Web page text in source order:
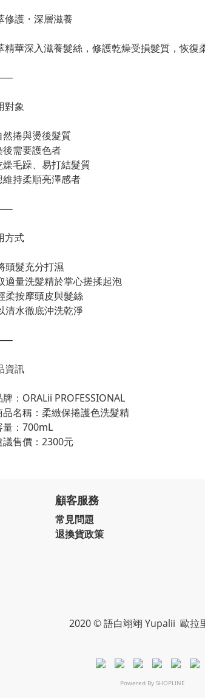
修護・深層滋養
精華深入滋養髮絲，修護乾燥受損髮質，恢復
對象
捲與燙後髮質
需要護色者
毛躁、易打結髮質
持柔順亮澤感者
方式
頭髮充分打濕
適量洗髮精於掌心搓揉起泡
柔按摩頭皮與髮絲
清水徹底沖洗乾淨
資訊
：ORALii PROFESSIONAL
名稱：柔緻保捲護色洗髮精
：700mL
售價：2300元
顧客服務
常見問題
退換貨政策
2020 © 語白翊翊 Yupalii 歐拉
Powered By SHOPLINE